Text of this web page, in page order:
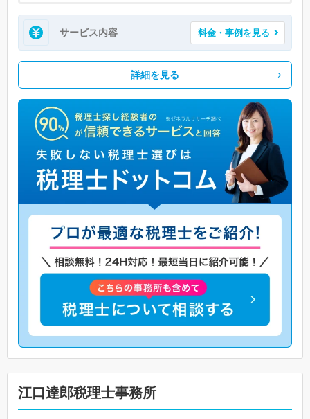
サービス内容 料金・事例を見る
詳細を見る
江口達郎税理士事務所